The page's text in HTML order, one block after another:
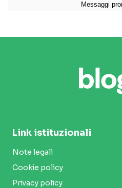
Link istituzionali
Note legali
Cookie policy
Privacy policy